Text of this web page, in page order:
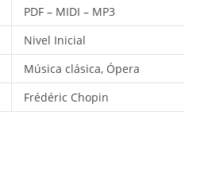
PDF – MIDI – MP3
Nivel Inicial
Música clásica, Ópera
Frédéric Chopin